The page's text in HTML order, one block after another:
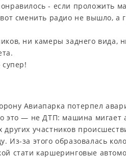
- если проложить
сменить радио не вышло, а
ни камеры заднего вида,
Авиапарка потерпел
это — не ДТП: машина мигает
других участников
Из-за этого образовалась
стати каршеринговые